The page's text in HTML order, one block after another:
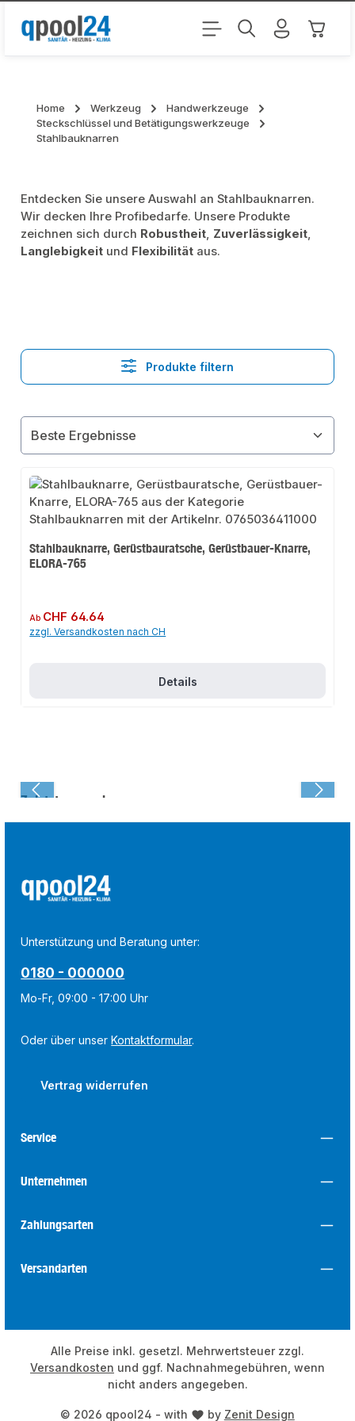
Zum Hauptinhalt springen
Home Werkzeug
Handwerkzeuge
Steckschlüssel und Betätigungswerkzeuge
Stahlbauknarren
Entdecken Sie unsere Auswahl an Stahlbauknarren.
Wir decken Ihre Profibedarfe. Unsere Produkte
zeichnen sich durch Robustheit, Zuverlässigkeit,
Langlebigkeit und Flexibilität aus.
Produkte filtern
Stahlbauknarre, Gerüstbauratsche, Gerüstbauer-Knarre,
ELORA-765
Regulärer Preis:
Ab CHF 64.64
zzgl. Versandkosten nach CH
Details
Zuletzt angesehen:
Unterstützung und Beratung unter:
0180 - 000000
Mo-Fr, 09:00 - 17:00 Uhr
Oder über unserKontaktformular.
Vertrag widerrufen
Service
Unternehmen
Zahlungsarten
Versandarten
© 2026 qpool24 - with by Zenit Design
Alle Preise inkl. gesetzl. Mehrwertsteuer zzgl.
Versandkosten und ggf. Nachnahmegebühren, wenn
nicht anders angegeben.